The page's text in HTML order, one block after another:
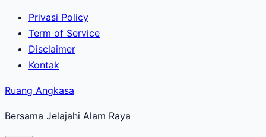
Lewati
konten
utama
Privasi Policy
Term of Service
Disclaimer
Kontak
Ruang Angkasa
Bersama Jelajahi Alam Raya